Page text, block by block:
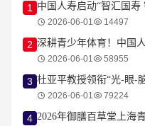
1 中国人寿启动“智汇国寿
2026-06-01 14497
2 深耕青少年体育！中国
2026-06-01 58955
3
2026-06-01 79224
4 2026年御膳百草堂上海